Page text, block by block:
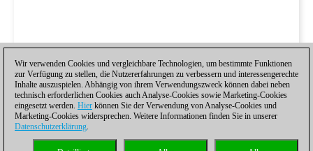
Wir verwenden Cookies und vergleichbare Technologien, um bestimmte Funktionen
zur Verfügung zu stellen, die Nutzererfahrungen zu verbessern und interessengerechte
Inhalte auszuspielen. Abhängig von ihrem Verwendungszweck können dabei neben
technisch erforderlichen Cookies auch Analyse-Cookies sowie Marketing-Cookies
eingesetzt werden. Hier können Sie der Verwendung von Analyse-Cookies und
Marketing-Cookies widersprechen. Weitere Informationen finden Sie in unserer
Datenschutzerklärung.